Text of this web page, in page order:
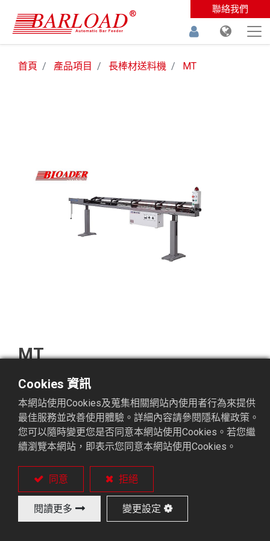
聯絡我們
首頁 產品項目 長棒材送料機 MT
MT
下料調整一次調整。
可搭配CNC車床走刀/走心。(選購)
操作容易，故障排除簡單。
標準機型：材料長度2.5米。
Cookies 資訊
本網站使用Cookies及蒐集相關網站內使用者行為來提供
最佳服務並改善使用體驗。詳細內容請參閱隱私權政策。
您可以隨時變更您是否同意本網站使用Cookies。若您繼
續瀏覽本網站，即表示您同意本網站使用Cookies。
同意 拒絕
閱讀更多 變更設定